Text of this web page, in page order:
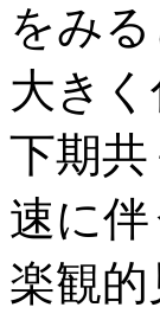
をみ
大き
下期
速に
楽観